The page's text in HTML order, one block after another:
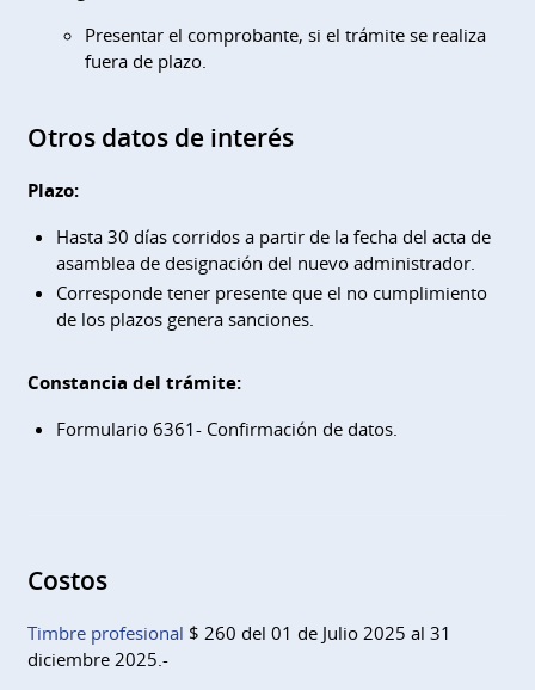
Presentar el comprobante, si el trámite se realiza
fuera de plazo.
Otros datos de interés
Plazo:
Hasta 30 días corridos a partir de la fecha del acta de
asamblea de designación del nuevo administrador.
Corresponde tener presente que el no cumplimiento
de los plazos genera sanciones.
Constancia del trámite:
Formulario 6361- Confirmación de datos.
Costos
Timbre profesional $ 260 del 01 de Julio 2025 al 31
diciembre 2025.-